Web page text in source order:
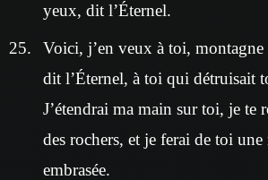
yeux, dit l’Éternel.
Voici, j’en veux à toi, montagne
dit l’Éternel, à toi qui détruisait
J’étendrai ma main sur toi, je te
des rochers, et je ferai de toi
embrasée.